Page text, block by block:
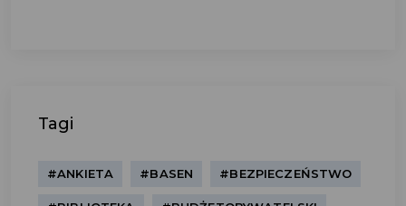
Tagi
#ANKIETA #BASEN #BEZPIECZEŃSTWO